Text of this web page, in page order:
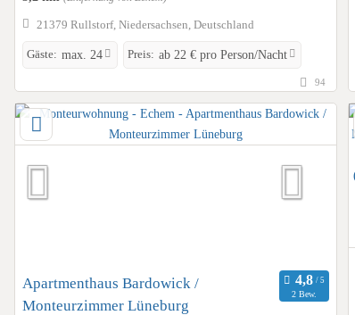
21379 Rullstorf, Niedersachsen, Deutschland
Gäste: max. 24 Preis: ab 22 € pro Person/Nacht
94
Apartmenthaus Bardowick /
Monteurzimmer Lüneburg
2 Bew.